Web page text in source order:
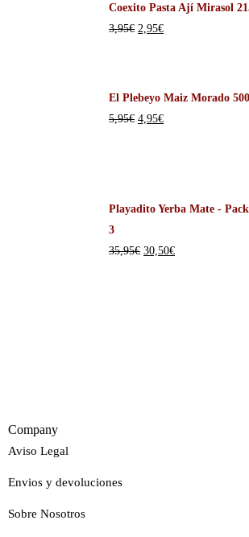
Coexito Pasta Ají Mirasol
3,95€ 2,95€
El Plebeyo Maiz Morado
5,95€ 4,95€
Playadito Yerba Mate -
3
35,95€ 30,50€
Company
Aviso Legal
Envios y devoluciones
Sobre Nosotros